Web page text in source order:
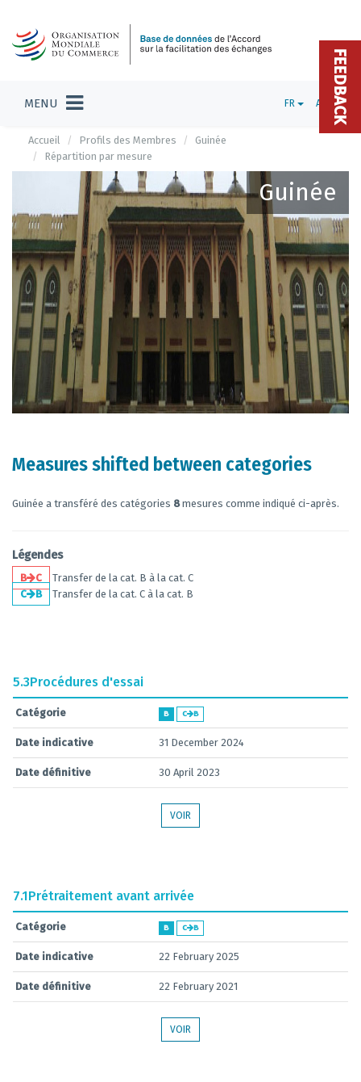
MENU FR ADMIN
Accueil Profils des Membres
Guinée
Répartition par mesure
Guinée
Measures shifted between categories
Guinée a transféré des catégories 8mesures comme indiqué ci-après.
Légendes
B C
Transfer de la cat. B à la cat. C
C
B Transfer de la cat. C à la cat. B
5.3Procédures d'essai
Catégorie B C B
Date indicative 31 December 2024
Date définitive 30 April 2023
VOIR
7.1Prétraitement avant arrivée
Catégorie B C B
Date indicative 22 February 2025
Date définitive 22 February 2021
VOIR
FEEDBACK